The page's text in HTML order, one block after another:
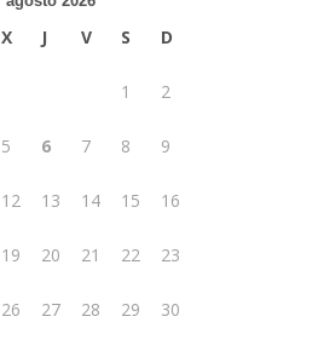
X J V S D
1 2
5 6 7 8 9
12 13 14 15 16
19 20 21 22 23
26 27 28 29 30